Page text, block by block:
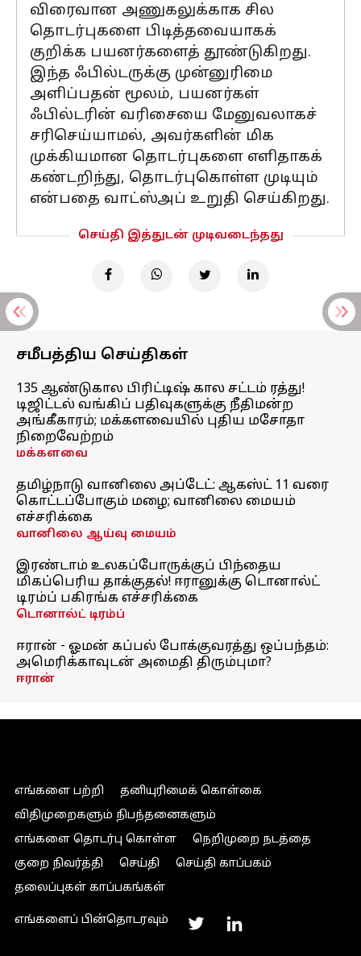
விரைவான அணுகலுக்காக சில
தொடர்புகளை பிடித்தவையாகக்
குறிக்க பயனர்களைத் தூண்டுகிறது.
இந்த ஃபில்டருக்கு முன்னுரிமை
அளிப்பதன் மூலம், பயனர்கள்
ஃபில்டரின் வரிசையை மேனுவலாகச்
சரிசெய்யாமல், அவர்களின் மிக
முக்கியமான தொடர்புகளை எளிதாகக்
கண்டறிந்து, தொடர்புகொள்ள முடியும்
என்பதை வாட்ஸ்அப் உறுதி செய்கிறது.
செய்தி இத்துடன் முடிவடைந்தது
சமீபத்திய செய்திகள்
135 ஆண்டுகால பிரிட்டிஷ் கால சட்டம் ரத்து!
டிஜிட்டல் வங்கிப் பதிவுகளுக்கு நீதிமன்ற
அங்கீகாரம்; மக்களவையில் புதிய மசோதா
நிறைவேற்றம்
மக்களவை
தமிழ்நாடு வானிலை அப்டேட்: ஆகஸ்ட் 11 வரை
கொட்டப்போகும் மழை; வானிலை மையம்
எச்சரிக்கை
வானிலை ஆய்வு மையம்
இரண்டாம் உலகப்போருக்குப் பிந்தைய
மிகப்பெரிய தாக்குதல்! ஈரானுக்கு டொனால்ட்
டிரம்ப் பகிரங்க எச்சரிக்கை
டொனால்ட் டிரம்ப்
ஈரான் - ஓமன் கப்பல் போக்குவரத்து ஒப்பந்தம்:
அமெரிக்காவுடன் அமைதி திரும்புமா?
ஈரான்
எங்களை பற்றி
தனியுரிமைக் கொள்கை
விதிமுறைகளும் நிபந்தனைகளும்
எங்களை தொடர்பு கொள்ள
நெறிமுறை நடத்தை
குறை நிவர்த்தி
செய்தி
செய்தி காப்பகம்
தலைப்புகள் காப்பகங்கள்
எங்களைப் பின்தொடரவும்